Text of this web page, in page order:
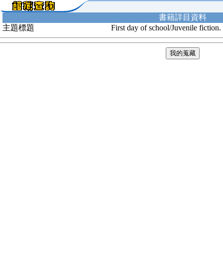
書籍詳目資料
主題標題
First day of school/Juvenile fiction.